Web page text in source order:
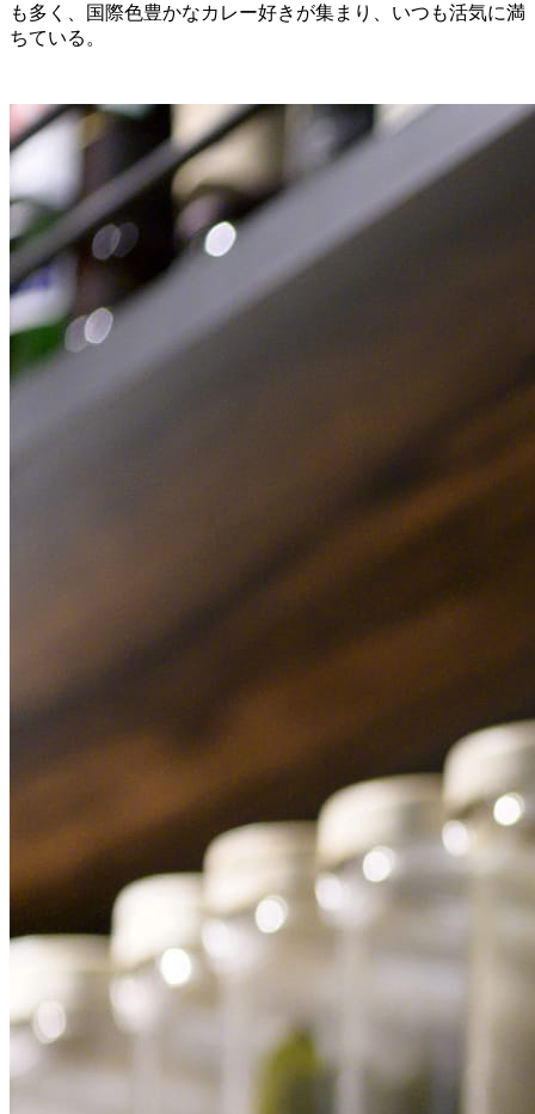
も多く、国際色豊かなカレー好きが集まり、いつも活気に満
ちている。